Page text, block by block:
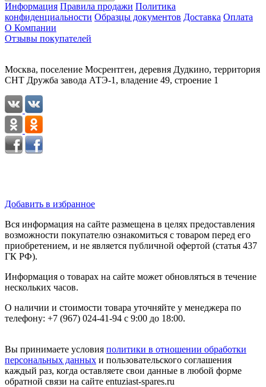
Информация Правила продажи Политика
конфиденциальности Образцы документов Доставка Оплата
О Компании
Отзывы покупателей
Москва, поселение Мосрентген, деревня Дудкино, территория
СНТ Дружба завода АТЭ-1, владение 49, строение 1
Добавить в избранное
Вся информация на сайте размещена в целях предоставления
возможности покупателю ознакомиться с товаром перед его
приобретением, и не является публичной офертой (статья 437
ГК РФ).
Информация о товарах на сайте может обновляться в течение
нескольких часов.
О наличии и стоимости товара уточняйте у менеджера по
телефону: +7 (967) 024-41-94 с 9:00 до 18:00.
Вы принимаете условия политики в отношении обработки
персональных данных и пользовательского соглашения
каждый раз, когда оставляете свои данные в любой форме
обратной связи на сайте entuziast-spares.ru